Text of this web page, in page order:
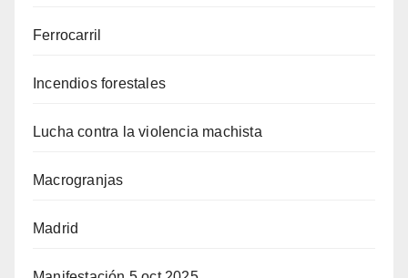
Ferrocarril
Incendios forestales
Lucha contra la violencia machista
Macrogranjas
Madrid